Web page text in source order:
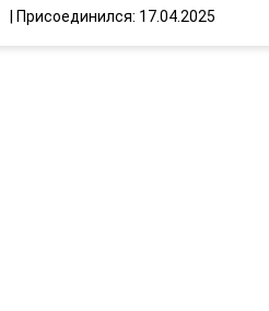
Присоединился: 17.04.2025